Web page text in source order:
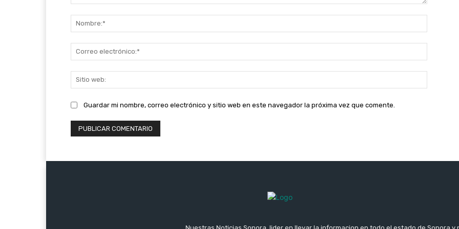
web:
Guardar mi nombre, correo electrónico y sitio web en este navegador la próxima vez que comente.